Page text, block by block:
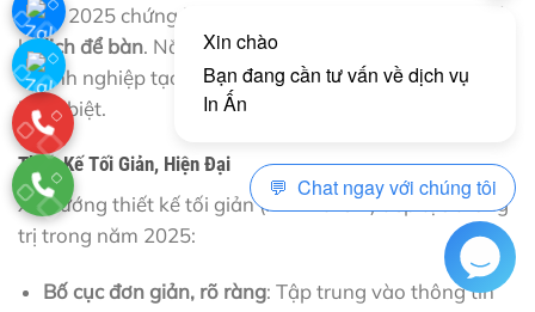
Năm 2025 chứng kiến nhiều xu hướng mới trong thiết
kếlịch để bàn. Nắm bắt những xu hướng này giúp
doanh nghiệp tạo ra sản phẩm hiện đại, thu hút và
khác biệt.
Thiết Kế Tối Giản, Hiện Đại
Xu hướng thiết kế tối giản (Minimalism) tiếp tục thống
trị trong năm 2025:
Bố cục đơn giản, rõ ràng: Tập trung vào thông tin